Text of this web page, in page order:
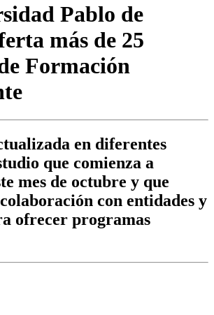
Pablo de
más de 25
Formación
en diferentes
que comienza a
mes de octubre y que
con entidades y
ofrecer programas